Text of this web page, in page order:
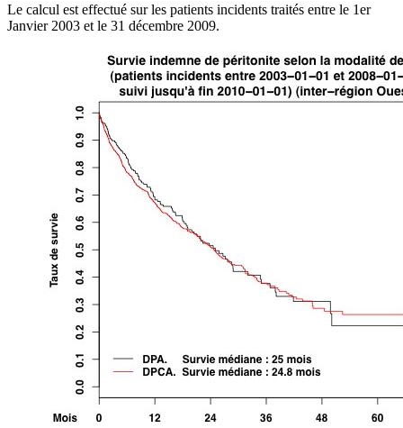
Le calcul est effectué sur les patients incidents traités entre le 1er
Janvier 2003 et le 31 décembre 2009.